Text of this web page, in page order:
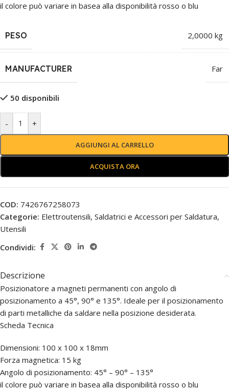
il colore può variare in basea alla disponibilità rosso o blu
PESO 2,0000 kg
MANUFACTURER Far
50 disponibili
- +
AGGIUNGI AL CARRELLO
ACQUISTA ORA
COD: 7426767258073
Categorie: Elettroutensili, Saldatrici e Accessori per Saldatura,
Utensili
Condividi:
Descrizione
Posizionatore a magneti permanenti con angolo di
posizionamento a 45°, 90° e 135°. Ideale per il posizionamento
di parti metalliche da saldare nella posizione desiderata.
Scheda Tecnica
Dimensioni: 100 x 100 x 18mm
Forza magnetica: 15 kg
Angolo di posizionamento: 45° – 90° – 135°
il colore può variare in basea alla disponibilità rosso o blu